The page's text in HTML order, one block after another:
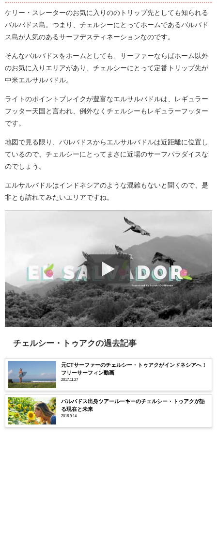
ケリー・スレーターのお気に入りののトリップ先としても知られる
バルバドス島。つまり、チェルシーにとってホームであるバルバド
ス島が人気のあるサーフデスティネーションなのです。
そんなバルバドスをホームとしても、サーファーならばホーム以外
のお気に入りエリアがあり、チェルシーにとって定番トリップ先が
中米エルサルバドル。
ライトのポイントブレイクが豊富なエルサルバドルは、レギュラー
フッター天国と言われ、例外なくチェルシーもレギュラーフッター
です。
地図で見る限り、バルバドスからエルサルバドルは近距離に位置し
ているので、チェルシーにとってまさに近場のサーフパラダイスな
のでしょう。
エルサルバドルはインドネシアのような混雑もないと聞くので、是
非とも訪れてみたいエリアですね。
チェルシー・トゥアクの過去記事
元CTサーファーのチェルシー・トゥアクがインドネシアへ！
フリーサーフィン動画
2017.11.27
バルバドス出身ツアールーキーのチェルシー・トゥアクが語
る現在と未来
2016.9.14